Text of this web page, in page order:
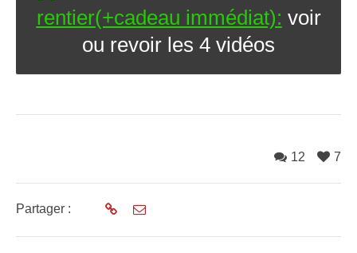
rentier(+cadeau immédiat): voir
ou revoir les 4 vidéos
7
12
Partager :